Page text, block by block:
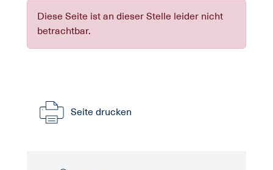
Diese Seite ist an dieser Stelle leider nicht
betrachtbar.
Seite drucken